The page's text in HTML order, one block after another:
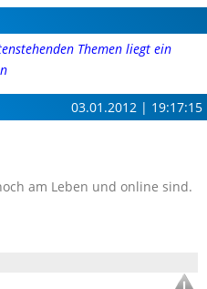
Themen liegt ein
03.01.2012 | 19:17:15
am Leben und online sind.